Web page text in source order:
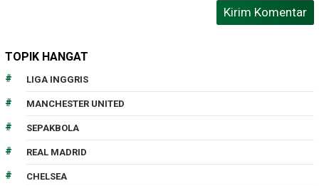
TOPIK HANGAT
LIGA INGGRIS
MANCHESTER UNITED
SEPAKBOLA
REAL MADRID
CHELSEA